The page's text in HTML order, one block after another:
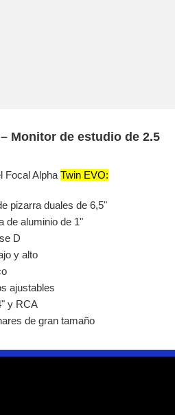
Monitor de estudio de 2.5
Focal Alpha Twin EVO:
pizarra duales de 6,5"
de aluminio de 1"
D
y alto
ajustables
y RCA
de gran tamaño